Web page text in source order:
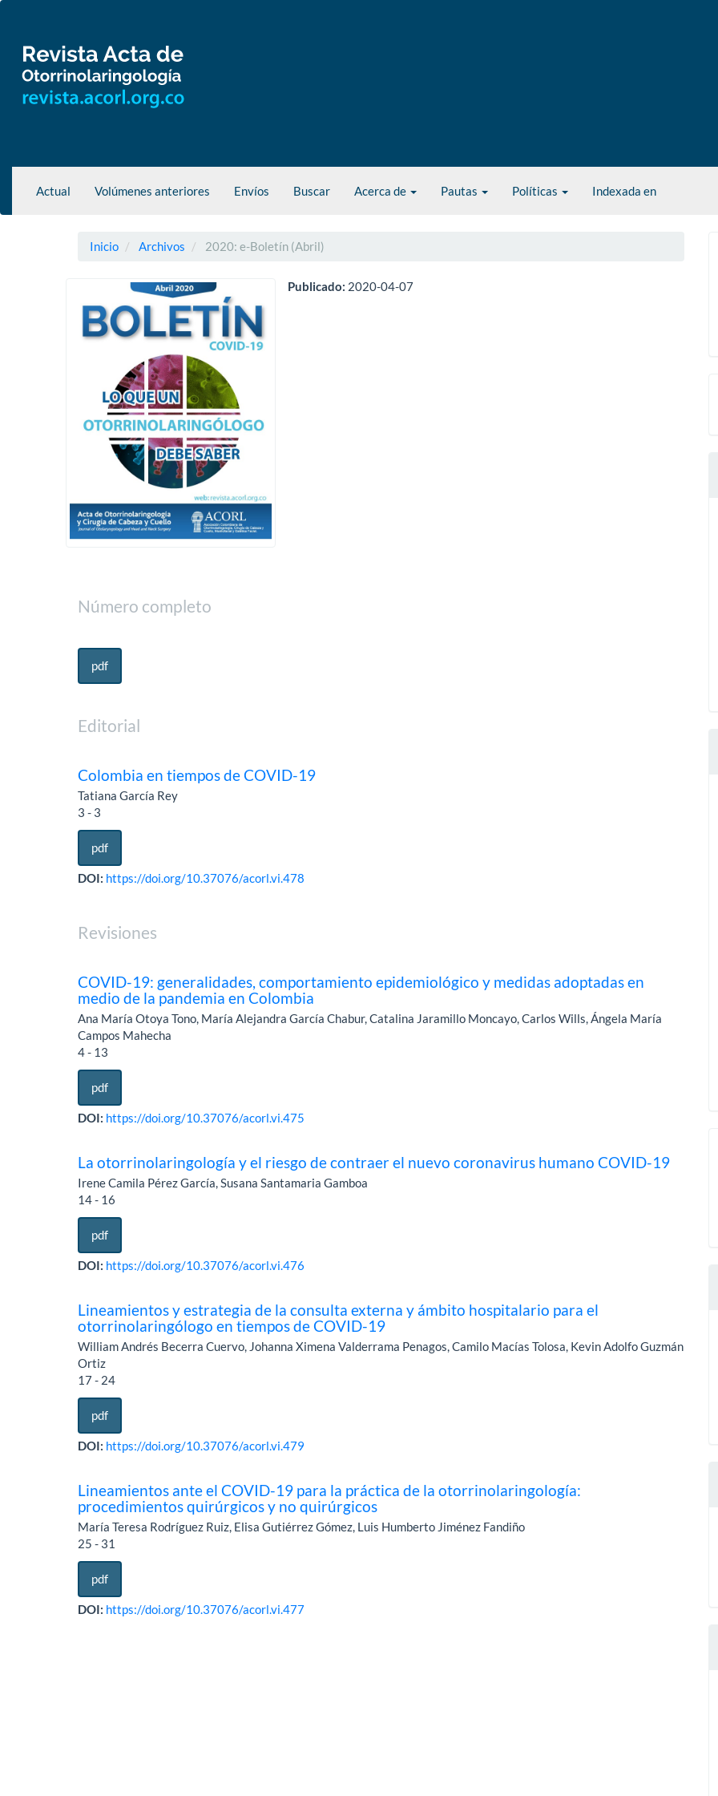
principal
Barra
lateral
Actual Volúmenes anteriores Envíos Buscar Acerca de Pautas Políticas Indexada en
Inicio Archivos 2020: e-Boletín (Abril)
Publicado: 2020-04-07
Número completo
pdf
Editorial
Colombia en tiempos de COVID-19
Tatiana García Rey
3 - 3
pdf
DOI: https://doi.org/10.37076/acorl.vi.478
Revisiones
COVID-19: generalidades, comportamiento epidemiológico y medidas adoptadas en
medio de la pandemia en Colombia
Ana María Otoya Tono, María Alejandra García Chabur, Catalina Jaramillo Moncayo, Carlos Wills, Ángela María
Campos Mahecha
4 - 13
pdf
DOI: https://doi.org/10.37076/acorl.vi.475
La otorrinolaringología y el riesgo de contraer el nuevo coronavirus humano COVID-19
Irene Camila Pérez García, Susana Santamaria Gamboa
14 - 16
pdf
DOI: https://doi.org/10.37076/acorl.vi.476
Lineamientos y estrategia de la consulta externa y ámbito hospitalario para el
otorrinolaringólogo en tiempos de COVID-19
William Andrés Becerra Cuervo, Johanna Ximena Valderrama Penagos, Camilo Macías Tolosa, Kevin Adolfo Guzmán
Ortiz
17 - 24
pdf
DOI: https://doi.org/10.37076/acorl.vi.479
Lineamientos ante el COVID-19 para la práctica de la otorrinolaringología:
procedimientos quirúrgicos y no quirúrgicos
María Teresa Rodríguez Ruiz, Elisa Gutiérrez Gómez, Luis Humberto Jiménez Fandiño
25 - 31
pdf
DOI: https://doi.org/10.37076/acorl.vi.477